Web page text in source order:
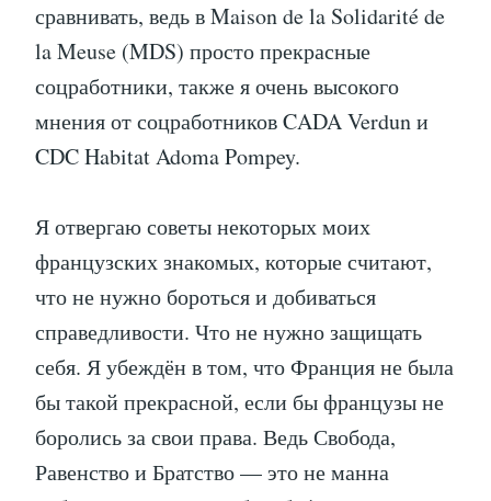
сравнивать, ведь в Maison de la Solidarité de
la Meuse (MDS) просто прекрасные
соцработники, также я очень высокого
мнения от соцработников CADA Verdun и
CDC Habitat Adoma Pompey.
Я отвергаю советы некоторых моих
французских знакомых, которые считают,
что не нужно бороться и добиваться
справедливости. Что не нужно защищать
себя. Я убеждён в том, что Франция не была
бы такой прекрасной, если бы французы не
боролись за свои права. Ведь Свобода,
Равенство и Братство — это не манна